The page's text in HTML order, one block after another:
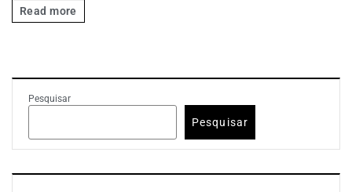
Read more
Pesquisar
Pesquisar